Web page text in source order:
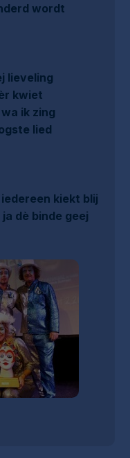
wordt
lieveling
kwiet
ik zing
lied
kiekt blij
dè binde geej